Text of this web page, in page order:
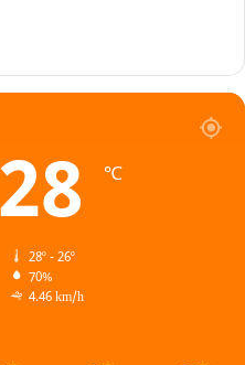
28 ℃
28º - 26º
70%
4.46 km/h